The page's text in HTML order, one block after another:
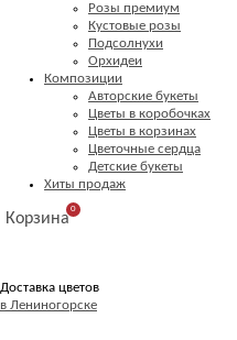
Розы премиум
Кустовые розы
Подсолнухи
Орхидеи
Композиции
Авторские букеты
Цветы в коробочках
Цветы в корзинах
Цветочные сердца
Детские букеты
Хиты продаж
Корзина
0
Доставка цветов
в Лениногорске